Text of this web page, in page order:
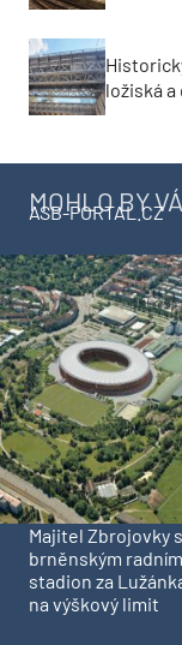
ložiská
MOHLO BY
ASB-PORTAL.CZ
Majitel Zbrojovky
brněnským
stadion za
na výškový limit